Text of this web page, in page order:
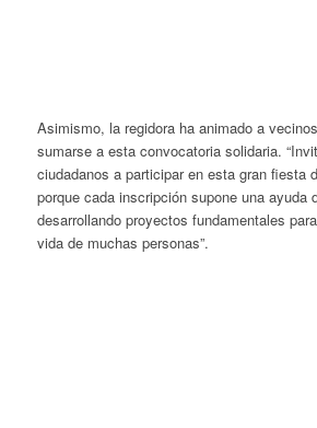
Asimismo, la regidora ha animado a
sumarse a esta convocatoria solidaria.
ciudadanos a participar en esta gran fiesta
porque cada inscripción supone una ayuda
desarrollando proyectos fundamentales
vida de muchas personas”.